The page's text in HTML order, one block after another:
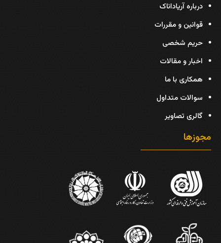
درباره آریاداناک
قوانین و مقررات
حریم شخصی
اخبار و مقالات
همکاری با ما
سوالات متداول
گالری تصاویر
مجوزها